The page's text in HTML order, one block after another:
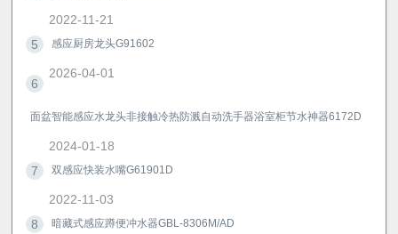
2022-11-21
5
感应厨房龙头G91602
2026-04-01
6
面盆智能感应水龙头非接触冷热防溅自动洗手器浴室柜节水神器6172D
2024-01-18
7
双感应快装水嘴G61901D
2022-11-03
8
暗藏式感应蹲便冲水器GBL-8306M/AD